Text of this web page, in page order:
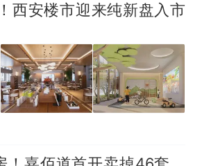
西安楼市迎来纯新盘入市